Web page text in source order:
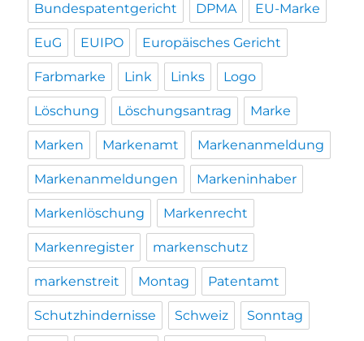
Bundespatentgericht DPMA EU-Marke
EuG EUIPO Europäisches Gericht
Farbmarke Link Links Logo
Löschung Löschungsantrag Marke
Marken Markenamt Markenanmeldung
Markenanmeldungen Markeninhaber
Markenlöschung Markenrecht
Markenregister markenschutz
markenstreit Montag Patentamt
Schutzhindernisse Schweiz Sonntag